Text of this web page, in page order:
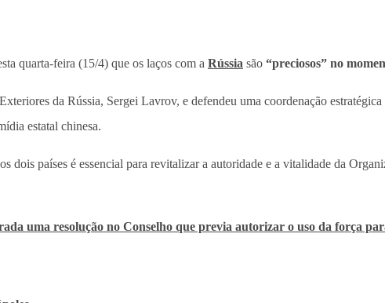
quarta-feira (15/4) que os laços com a Rússia são “preciosos” no
da Rússia, Sergei Lavrov, e defendeu uma coordenação
estatal chinesa.
dois países é essencial para revitalizar a autoridade e a vitalidade da
uma resolução no Conselho que previa autorizar o uso da força